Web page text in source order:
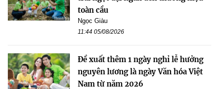
toàn cầu
Ngọc Giàu
11:44 05/08/2026
Đề xuất thêm 1 ngày nghỉ lễ hưởng
nguyên lương là ngày Văn hóa Việt
Nam từ năm 2026